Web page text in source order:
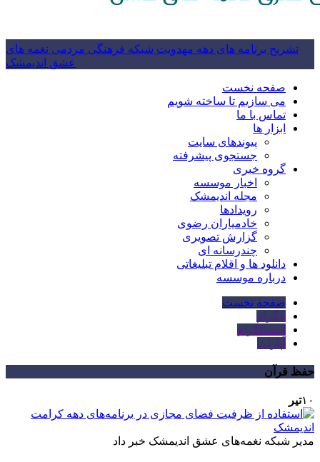
تشریح برنامه های دهه مهدویت شبکه فرهنگی مردمی نغمه های
عشق اندیمشک
صفحه نخست
می سازیم تا ساخته شویم
تماس با ما
ابزار ها
پیوندهای سایت
جستجوی پیشرفته
گروه خبری
اخبار موسسه
مجله اندیمشک
رویدادها
خادمیاران رضوی
گزارش تصویری
چندرسانه ای
دانلود ها و اقلام تبلیغاتی
درباره موسسه
صفحه نخست
تلگرام
اینستاگرام
آپارات
حفظ قرآن
۱۰تیر
مدیر شبکه نغمه‌های عشق اندیمشک خبر داد